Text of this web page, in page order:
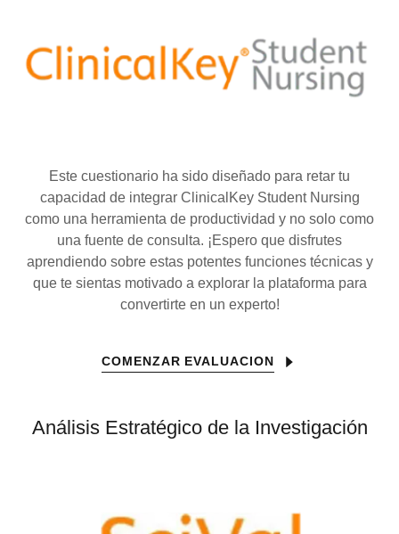
Este cuestionario ha sido diseñado para retar tu
capacidad de integrar ClinicalKey Student Nursing
como una herramienta de productividad y no solo como
una fuente de consulta. ¡Espero que disfrutes
aprendiendo sobre estas potentes funciones técnicas y
que te sientas motivado a explorar la plataforma para
convertirte en un experto!
COMENZAR EVALUACION
Análisis Estratégico de la Investigación